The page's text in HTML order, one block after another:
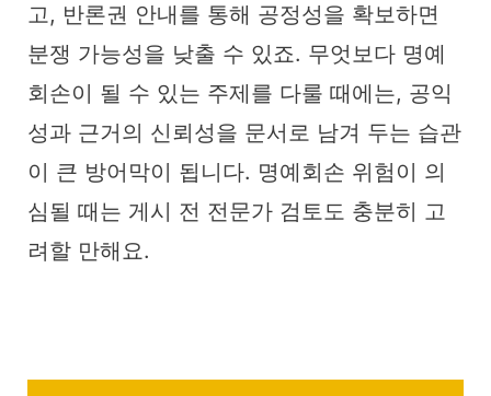
고, 반론권 안내를 통해 공정성을 확보하면
분쟁 가능성을 낮출 수 있죠. 무엇보다 명예
회손이 될 수 있는 주제를 다룰 때에는, 공익
성과 근거의 신뢰성을 문서로 남겨 두는 습관
이 큰 방어막이 됩니다. 명예회손 위험이 의
심될 때는 게시 전 전문가 검토도 충분히 고
려할 만해요.